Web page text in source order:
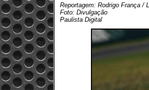
Reportagem: Rodrigo França /
Foto: Divulgação
Paulista Digital